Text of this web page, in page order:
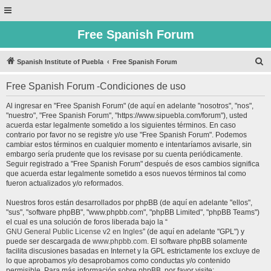
Free Spanish Forum
Spanish Institute of Puebla Free Spanish Forum
Free Spanish Forum -Condiciones de uso
Al ingresar en "Free Spanish Forum" (de aquí en adelante "nosotros", "nos",
"nuestro", "Free Spanish Forum", "https://www.sipuebla.com/forum"), usted
acuerda estar legalmente sometido a los siguientes términos. En caso
contrario por favor no se registre y/o use "Free Spanish Forum". Podemos
cambiar estos términos en cualquier momento e intentaríamos avisarle, sin
embargo sería prudente que los revisase por su cuenta periódicamente.
Seguir registrado a "Free Spanish Forum" después de esos cambios significa
que acuerda estar legalmente sometido a esos nuevos términos tal como
fueron actualizados y/o reformados.
Nuestros foros están desarrollados por phpBB (de aquí en adelante "ellos",
"sus", "software phpBB", "www.phpbb.com", "phpBB Limited", "phpBB Teams")
el cual es una solución de foros liberada bajo la “
GNU General Public License v2 en Ingles” (de aquí en adelante "GPL") y
puede ser descargada de www.phpbb.com. El software phpBB solamente
facilita discusiones basadas en Internet y la GPL estrictamente los excluye de
lo que aprobamos y/o desaprobamos como conductas y/o contenido